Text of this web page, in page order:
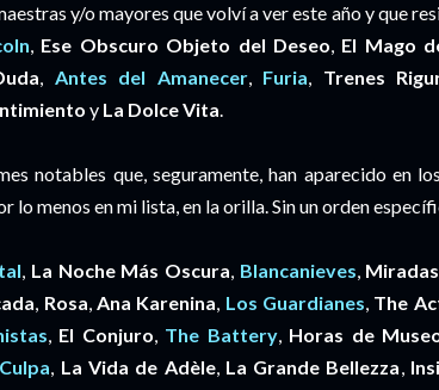
y/o mayores que volví a ver este año y que
, Ese Obscuro Objeto del Deseo, El Mago
, Antes del Amanecer, Furia, Trenes
y La Dolce Vita.
notables que, seguramente, han aparecido en
lo menos en mi lista, en la orilla. Sin un orden
, La Noche Más Oscura, Blancanieves,
, Rosa,Ana Karenina, Los Guardianes, The
, El Conjuro, The Battery, Horas de
, La Vida de Adèle, La Grande Bellezza,